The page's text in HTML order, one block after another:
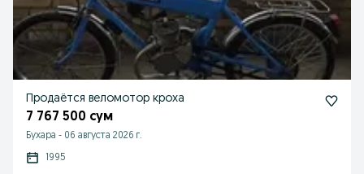
Продаётся веломотор кроха
7 767 500 сум
Бухара - 06 августа 2026 г.
1995